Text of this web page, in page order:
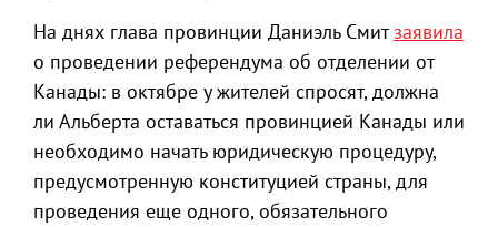
На днях глава провинции Даниэль Смитзаявила
о проведении референдума об отделении от
Канады: в октябре у жителей спросят, должна
ли Альберта оставаться провинцией Канады или
необходимо начать юридическую процедуру,
предусмотренную конституцией страны, для
проведения еще одного, обязательного